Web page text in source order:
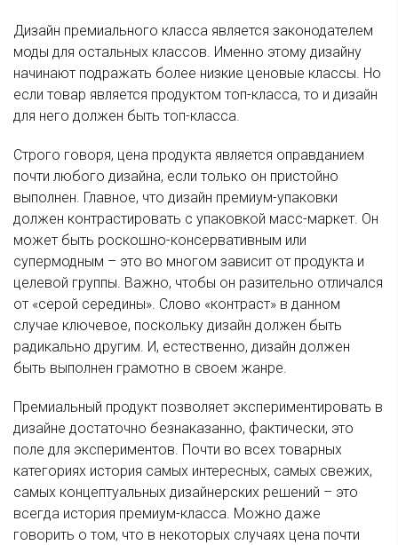
Дизайн премиального класса является законодателем
моды для остальных классов. Именно этому дизайну
начинают подражать более низкие ценовые классы. Но
если товар является продуктом топ-класса, то и дизайн
для него должен быть топ-класса.
Строго говоря, цена продукта является оправданием
почти любого дизайна, если только он пристойно
выполнен. Главное, что дизайн премиум-упаковки
должен контрастировать с упаковкой масс-маркет. Он
может быть роскошно-консервативным или
супермодным – это во многом зависит от продукта и
целевой группы. Важно, чтобы он разительно отличался
от «серой середины». Слово «контраст» в данном
случае ключевое, поскольку дизайн должен быть
радикально другим. И, естественно, дизайн должен
быть выполнен грамотно в своем жанре.
Премиальный продукт позволяет экспериментировать в
дизайне достаточно безнаказанно, фактически, это
поле для экспериментов. Почти во всех товарных
категориях история самых интересных, самых свежих,
самых концептуальных дизайнерских решений – это
всегда история премиум-класса. Можно даже
говорить о том, что в некоторых случаях цена почти